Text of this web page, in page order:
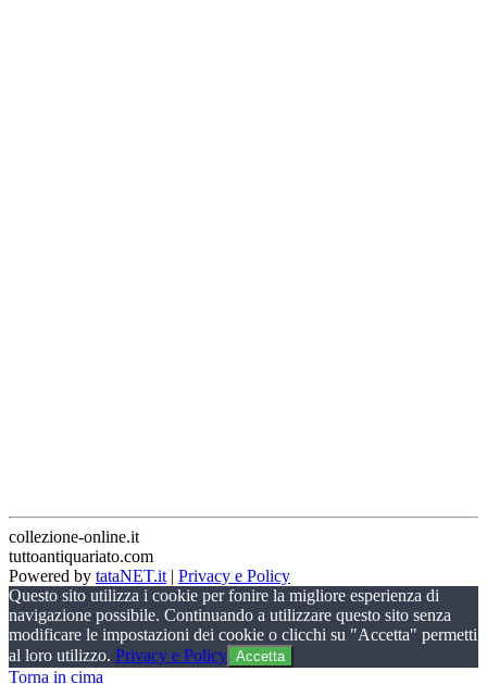
collezione-online.it
tuttoantiquariato.com
Powered by tataNET.it | Privacy e Policy
Questo sito utilizza i cookie per fonire la migliore esperienza di
navigazione possibile. Continuando a utilizzare questo sito senza
modificare le impostazioni dei cookie o clicchi su "Accetta" permetti
al loro utilizzo. Privacy e Policy Accetta
Torna in cima